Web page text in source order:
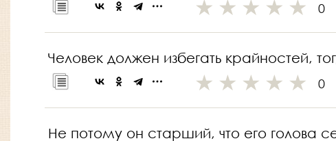
0
Человек должен избегать крайностей,
0
Не потому он старший, что его голова